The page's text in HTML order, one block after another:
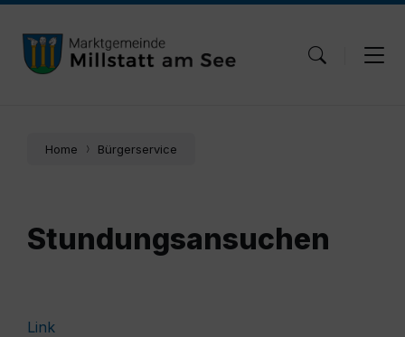
Skip
content
Skip
main
navigation
Skip
footer
Home Bürgerservice
Stundungsansuchen
Link